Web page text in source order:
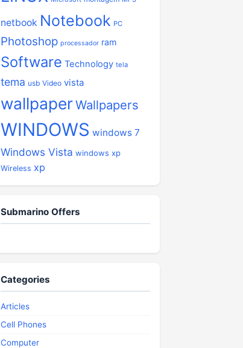
netbook Notebook PC
Photoshop processador ram
Software Technology tela
tema usb Video vista
wallpaperWallpapers
WINDOWS windows 7
Windows Vista windows xp
Wireless xp
Submarino Offers
Categories
Articles
Cell Phones
Computer